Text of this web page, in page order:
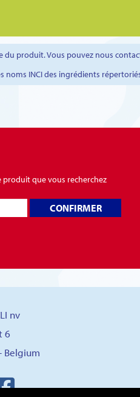
produit. Vous pouvez nous
noms INCI des ingrédients
que vous recherchez
CONFIRMER
nv
6
Belgium